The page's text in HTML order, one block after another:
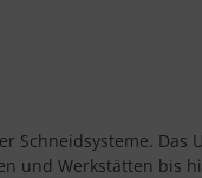
Schneidsysteme.
und Werkstätten bis